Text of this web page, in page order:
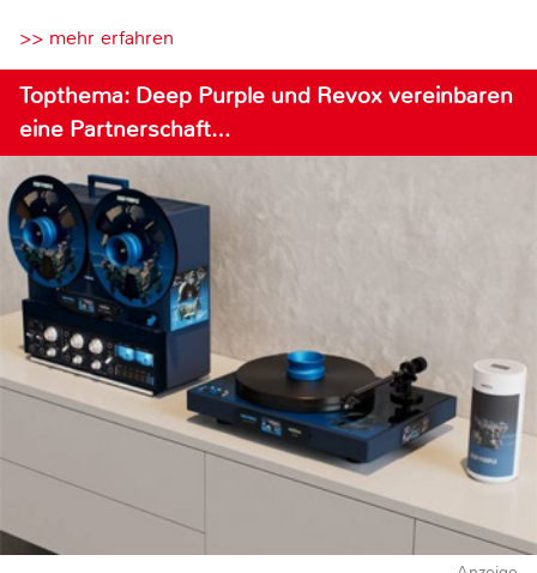
>> mehr erfahren
Topthema: Deep Purple und Revox vereinbaren
eine Partnerschaft…